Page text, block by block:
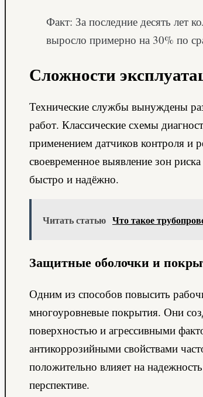
Факт: За последние десять лет
выросло примерно на 30% по
Сложности
Технические службы вынуждены
работ. Классические схемы
применением датчиков контроля и
своевременное выявление зон
быстро и надёжно.
Читать статью Что такое
Защитные оболочки и
Одним из способов повысить
многоуровневые покрытия. Они
поверхностью и агрессивными
антикоррозийными свойствами
положительно влияет на
перспективе.